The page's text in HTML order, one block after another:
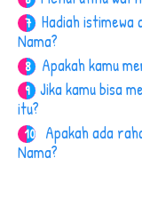
7
Hadiah istimewa
Nama?
8 Apakah kamu
9
Jika kamu bisa
itu?
10
Apakah ada
Nama?